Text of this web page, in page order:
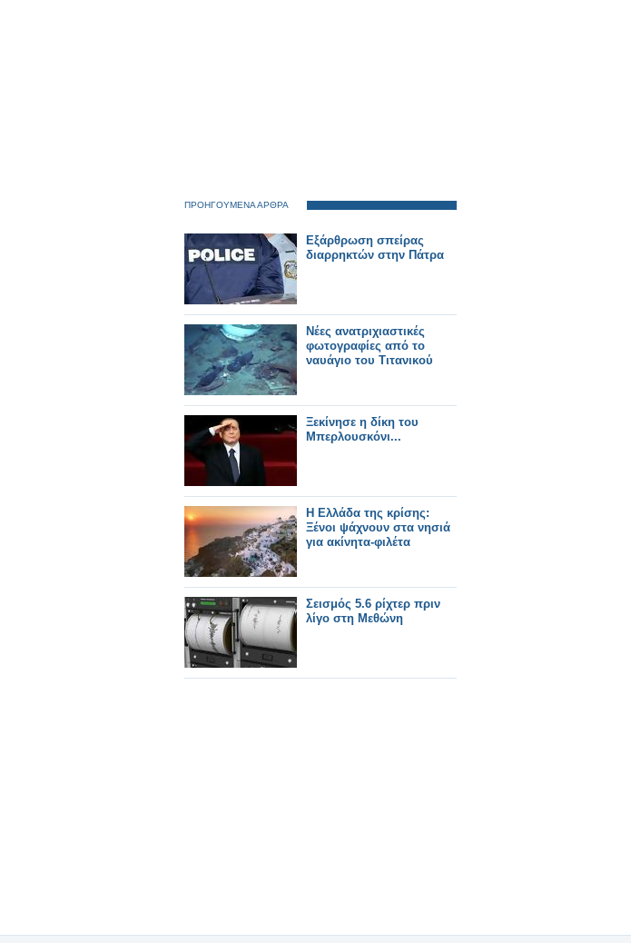
ΠΡΟΗΓΟΥΜΕΝΑ ΑΡΘΡΑ
Εξάρθρωση σπείρας
διαρρηκτών στην Πάτρα
Νέες ανατριχιαστικές
φωτογραφίες από το
ναυάγιο του Τιτανικού
Ξεκίνησε η δίκη του
Μπερλουσκόνι...
Η Ελλάδα της κρίσης:
Ξένοι ψάχνουν στα νησιά
για ακίνητα-φιλέτα
Σεισμός 5.6 ρίχτερ πριν
λίγο στη Μεθώνη